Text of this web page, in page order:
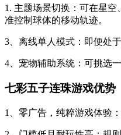
1. 主题场景切换：可在星
准控制球体的移动轨迹。
3、离线单人模式：即便处
4、宠物辅助系统：可挑选
七彩五子连珠游戏优势
1、零广告，纯粹游戏体验